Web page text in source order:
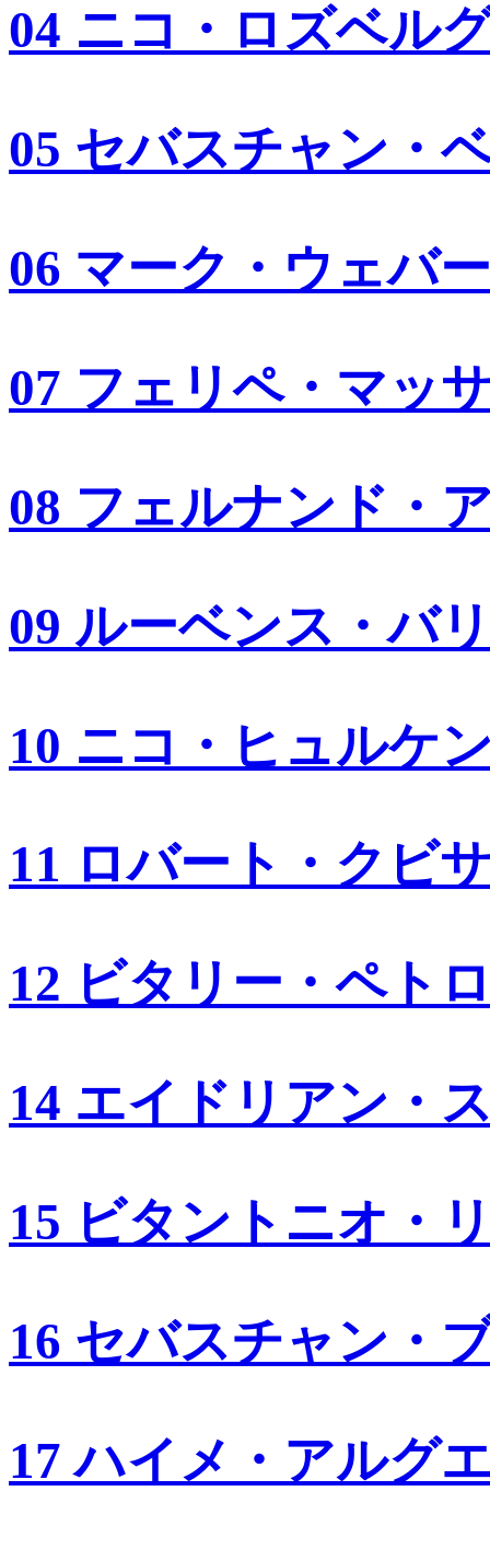
04 ニコ・ロズベル
05 セバスチャン・
06 マーク・ウェバー
07 フェリペ・マッ
08 フェルナンド・
09 ルーベンス・バ
10 ニコ・ヒュルケ
11 ロバート・クビ
12 ビタリー・ペト
14 エイドリアン・
15 ビタントニオ・
16 セバスチャン・
17 ハイメ・アルグ